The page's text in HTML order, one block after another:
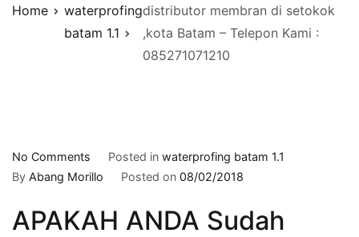
Home
waterprofing
batam 1.1
distributor membran di setokok
,kota Batam – Telepon Kami :
085271071210
No Comments
distributor
di
Posted in waterprofing batam 1.1
By Abang Morillo Posted on 08/02/2018
APAKAH ANDA Sudah